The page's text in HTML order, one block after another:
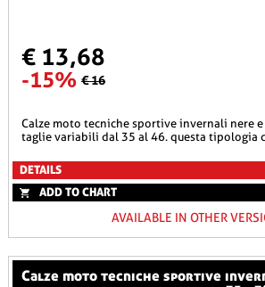
€ 13,68
-15% € 16
calze moto tecniche sportive invernali nere e arancioni xtech
taglie variabili dal 35 al 46. questa tipologia
DETAILS
ADD TO CHART
AVAILABLE IN OTHER
calze moto tecniche sportive invernali compression